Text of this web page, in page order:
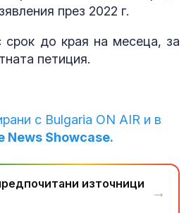
през 2022 г.
срок до края на месеца, за
петиция.
с Bulgaria ON AIR и в
News Showcase.
източници
→